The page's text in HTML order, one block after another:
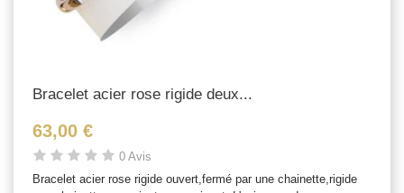
Bracelet acier rose rigide deux...
63,00 €
0 Avis
Bracelet acier rose rigide ouvert,fermé par une chainette,rigide